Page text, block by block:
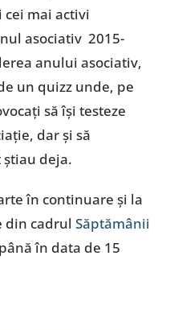
mai activi
asociativ 2015-
anului asociativ,
un quizz unde, pe
să își testeze
dar și să
știau deja.
în continuare și la
din cadrul Săptămânii
în data de 15